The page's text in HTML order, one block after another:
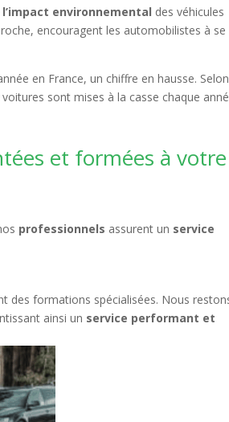
environnemental des véhicules
encouragent les automobilistes à se
en France, un chiffre en hausse. Selon
sont mises à la casse chaque
et formées à votre
professionnels assurent un service
des formations spécialisées. Nous
ainsi un service performant et